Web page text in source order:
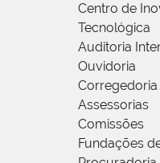
Centro de
Tecnológica
Auditoria
Ouvidoria
Corregedoria
Assessorias
Comissões
Fundações